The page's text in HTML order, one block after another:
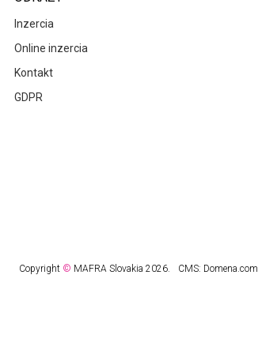
Inzercia
Online inzercia
Kontakt
GDPR
Copyright © MAFRA Slovakia 2026. CMS: Domena.com